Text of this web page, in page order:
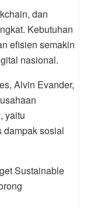
dan
Kebutuhan
efisien semakin
nasional.
Alvin Evander,
, yaitu
dampak sosial
Sustainable